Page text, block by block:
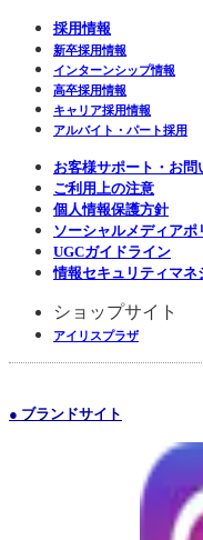
採用情報
新卒採用情報
インターンシップ情報
高卒採用情報
キャリア採用情報
アルバイト・パート採用
お客様サポート・お問
ご利用上の注意
個人情報保護方針
ソーシャルメディアポ
UGCガイドライン
情報セキュリティマネ
ショップサイト
アイリスプラザ
● ブランドサイト